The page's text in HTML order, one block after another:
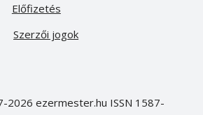
Előfizetés
Szerzői jogok
ezermester.hu ISSN 1587-